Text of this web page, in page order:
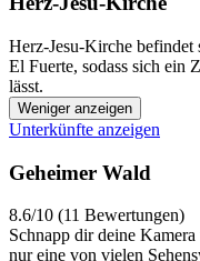
Herz-Jesu-Kirche befindet
El Fuerte, sodass sich ein
lässt.
Weniger anzeigen
Unterkünfte anzeigen
Geheimer Wald
8.6/10 (11 Bewertungen)
Schnapp dir deine
nur eine von vielen